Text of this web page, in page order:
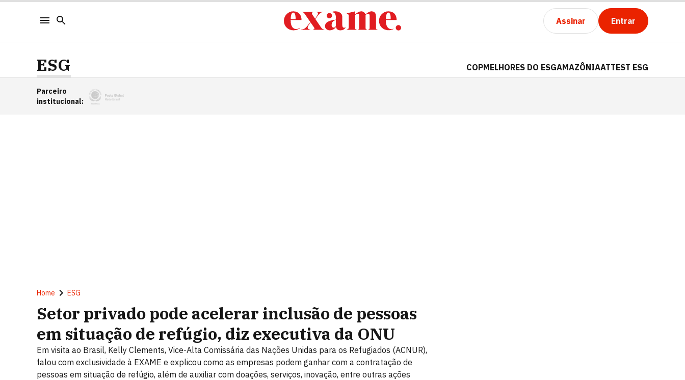
Assinar Entrar
ESG COPMELHORES DO ESGAMAZÔNIAATTEST ESG
Parceiro
institucional:
Home ESG
Setor privado pode acelerar inclusão de pessoas
em situação de refúgio, diz executiva da ONU
Em visita ao Brasil, Kelly Clements, Vice-Alta Comissária das Nações Unidas para os Refugiados (ACNUR),
falou com exclusividade à EXAME e explicou como as empresas podem ganhar com a contratação de
pessoas em situação de refúgio, além de auxiliar com doações, serviços, inovação, entre outras ações